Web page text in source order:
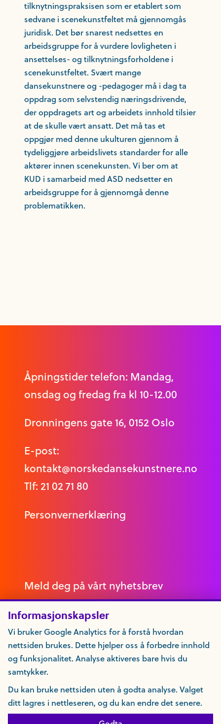
tilknytningspraksisen som er etablert som
sedvane i scenekunstfeltet må gjennomgås
juridisk. Det bør snarest nedsettes en
arbeidsgruppe for å vurdere lovligheten i
ansettelses- og tilknytningsforholdene i
scenekunstfeltet. Svært mange
dansekunstnere og -pedagoger må i dag ta
oppdrag som selvstendig næringsdrivende,
der oppdragets art og arbeidets innhold tilsier
at de skulle vært ansatt. Det må tas et
oppgjør med denne ukulturen gjennom å
tydeliggjøre arbeidslivets standarder for alle
aktører innen scenekunsten. Vi ber om at
KUD i samarbeid med ASD nedsetter en
arbeidsgruppe for å gjennomgå denne
problematikken.
Åpningstider telefon: Mandag,
onsdag og fredag fra kl 10-12.00
Dronningens gate 16, 0152 Oslo
E-post:
kontakt@norskedansekunstnere.no
Tlf: 21 02 71 80
Personvernerklæring
Meld deg på vårt nyhetsbrev
Informasjonskapsler
Vi bruker Google Analytics for å forstå hvordan
nettsiden brukes. Dette hjelper oss å forbedre innhold
og funksjonalitet. Analyse aktiveres bare hvis du
samtykker.
Du kan bruke nettsiden uten å godta analyse. Valget
ditt lagres i nettleseren, og du kan endre det senere.